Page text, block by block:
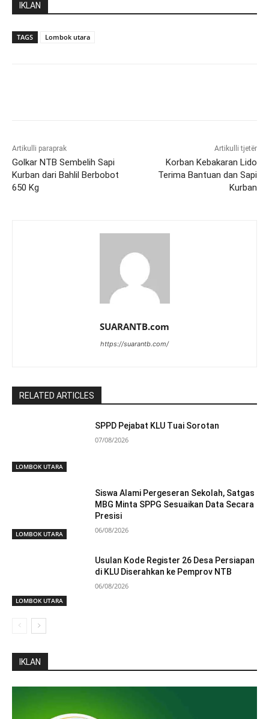
IKLAN
TAGS Lombok utara
Artikulli paraprak
Golkar NTB Sembelih Sapi
Kurban dari Bahlil Berbobot
650 Kg
Artikulli tjetër
Korban Kebakaran Lido
Terima Bantuan dan Sapi
Kurban
SUARANTB.com
https://suarantb.com/
RELATED ARTICLES
LOMBOK UTARA
SPPD Pejabat KLU Tuai Sorotan
07/08/2026
LOMBOK UTARA
Siswa Alami Pergeseran Sekolah, Satgas
MBG Minta SPPG Sesuaikan Data Secara
Presisi
06/08/2026
LOMBOK UTARA
Usulan Kode Register 26 Desa Persiapan
di KLU Diserahkan ke Pemprov NTB
06/08/2026
IKLAN